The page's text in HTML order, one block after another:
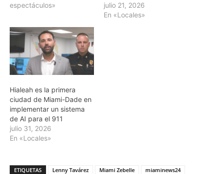
espectáculos»
julio 21, 2026
En «Locales»
Hialeah es la primera
ciudad de Miami-Dade en
implementar un sistema
de AI para el 911
julio 31, 2026
En «Locales»
ETIQUETAS Lenny Tavárez Miami Zebelle
miaminews24